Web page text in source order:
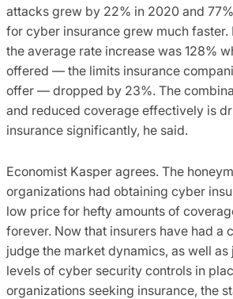
attacks grew by 22% in 2020 and
for cyber insurance grew much faster.
the average rate increase was 128%
offered — the limits insurance
offer — dropped by 23%. The
and reduced coverage effectively is
insurance significantly, he said.
Economist Kasper agrees. The
organizations had obtaining cyber
low price for hefty amounts of
forever. Now that insurers have had a
judge the market dynamics, as well
levels of cyber security controls in
organizations seeking insurance, the